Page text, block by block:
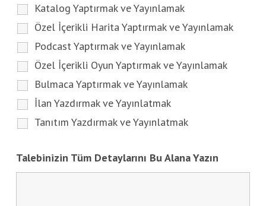
Katalog Yaptırmak ve Yayınlamak
Özel İçerikli Harita Yaptırmak ve Yayınlamak
Podcast Yaptırmak ve Yayınlamak
Özel İçerikli Oyun Yaptırmak ve Yayınlamak
Bulmaca Yaptırmak ve Yayınlamak
İlan Yazdırmak ve Yayınlatmak
Tanıtım Yazdırmak ve Yayınlatmak
Talebinizin Tüm Detaylarını Bu Alana Yazın